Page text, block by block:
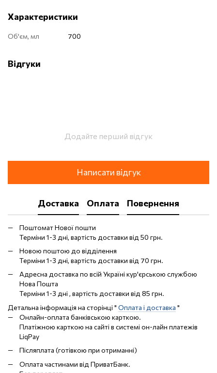
Характеристики
Об'єм, мл 700
Відгуки
Додайте перший відгук
Написати відгук
Доставка Оплата Повернення
Поштомат Нової пошти
Терміни 1-3 дні, вартість доставки від 50 грн.
Новою поштою до відділення
Терміни 1-3 дні, вартість доставки від 70 грн.
Адресна доставка по всій Україні кур'єрською службою
Нова Пошта
Терміни 1-3 дні , вартість доставки від 85 грн.
Детальна інформація на сторінці " Оплата і доставка "
Онлайн-оплата банківською карткою.
Платіжною карткою на сайті в системі он-лайн платежів
LiqPay
Післяплата (готівкою при отриманні)
Оплата частинами від ПриватБанк.